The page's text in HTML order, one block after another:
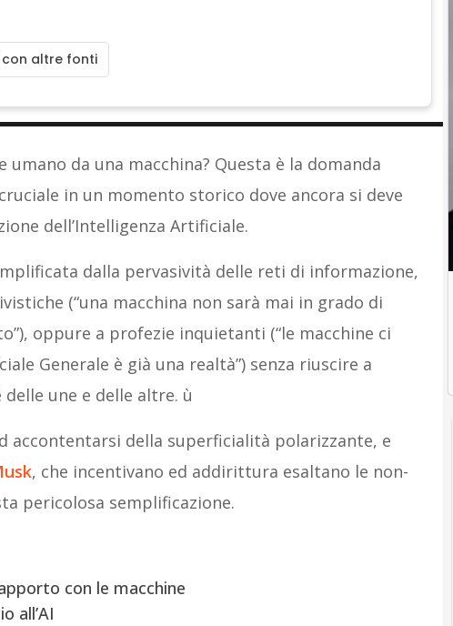
altre fonti
umano da una macchina? Questa è la domanda
in un momento storico dove ancora si deve
dell’Intelligenza Artificiale.
dalla pervasività delle reti di informazione,
(“una macchina non sarà mai in grado di
oppure a profezie inquietanti (“le macchine ci
Generale è già una realtà”) senza riuscire a
une e delle altre. ù
accontentarsi della superficialità polarizzante, e
, che incentivano ed addirittura esaltano le non-
pericolosa semplificazione.
con le macchine
all’AI